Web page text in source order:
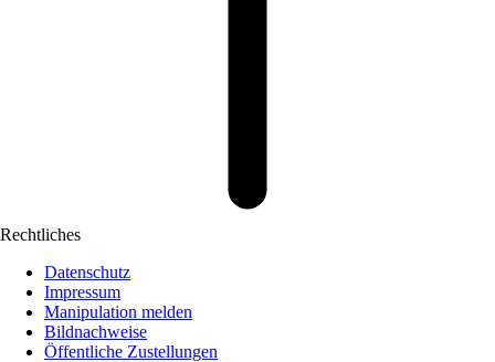
Rechtliches
Datenschutz
Impressum
Manipulation melden
Bildnachweise
Öffentliche Zustellungen